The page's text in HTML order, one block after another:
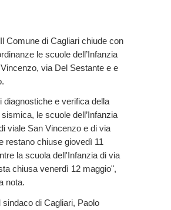
Comune di Cagliari chiude con
le scuole dell’Infanzia
via Del Sestante e e
diagnostiche e verifica della
le scuole dell’Infanzia
viale San Vincenzo e di via
restano chiuse giovedì 11
la scuola dell'Infanzia di via
chiusa venerdì 12 maggio",
nota.
sindaco di Cagliari, Paolo